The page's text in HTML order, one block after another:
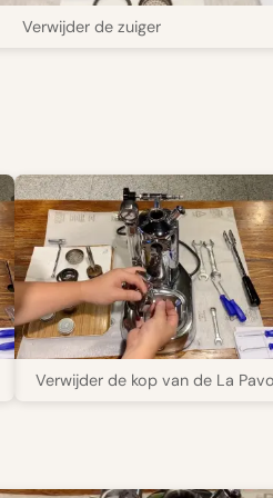
Verwijder de zuiger
Verwijder de kop van de La